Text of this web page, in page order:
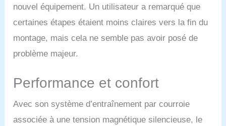
vidéos de fitness
des conseils
d’entraînement
idéal pour votre salle de
sport à domicile!
[Spécifications &
dimensions] : Vélo de
fitness pliable avec cadre
nouvel équipement. Un utilisateur a remarqué que
certaines étapes étaient moins claires vers la fin du
montage, mais cela ne semble pas avoir posé de
problème majeur.
Performance et confort
Avec son système d’entraînement par courroie
associée à une tension magnétique silencieuse, le